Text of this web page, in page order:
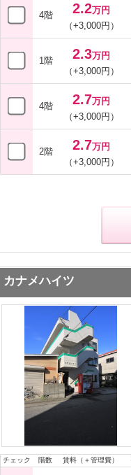
4階 2.2万円
（+3,000円）
1階 2.3万円
（+3,000円）
4階 2.7万円
（+3,000円）
2階 2.7万円
（+3,000円）
カナメハイツ
チェック 階数 賃料（＋管理費）